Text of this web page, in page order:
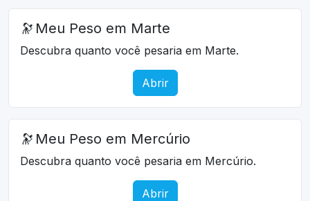
🔭 Meu Peso em Marte
Descubra quanto você pesaria em Marte.
Abrir
🔭 Meu Peso em Mercúrio
Descubra quanto você pesaria em Mercúrio.
Abrir